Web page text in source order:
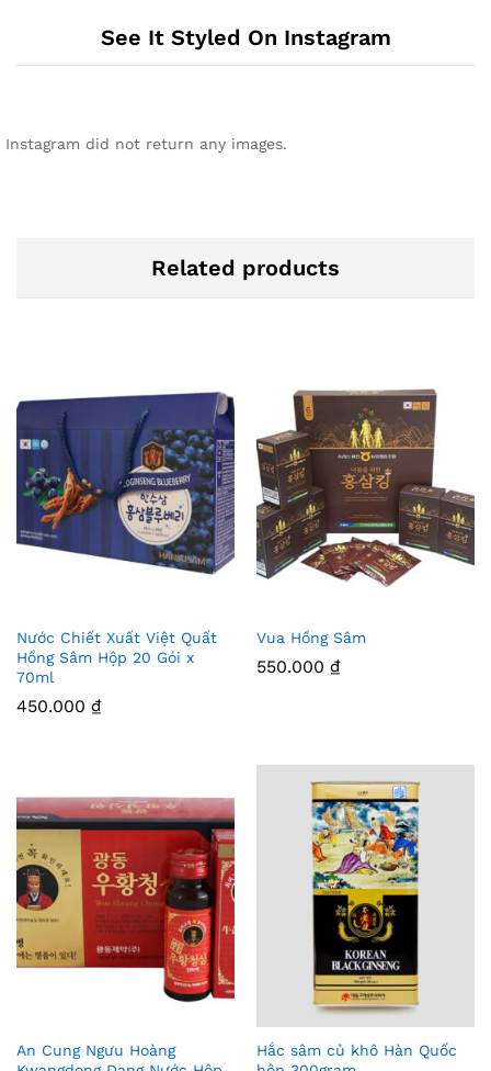
See It Styled On Instagram
Instagram did not return any images.
Related products
Thê
h
Nước Chiết Xuất Việt Quất
Hồng Sâm Hộp 20 Gói x
70ml
450.000 ₫
Thíc
h
Vua Hồng Sâm
550.000 ₫
Thê
An Cung Ngưu Hoàng
Thê
Hắc sâm củ khô Hàn Quốc